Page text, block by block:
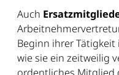
Auch
Beginn ihrer
wie sie ein zeitweilig
ordentliches Mitglied